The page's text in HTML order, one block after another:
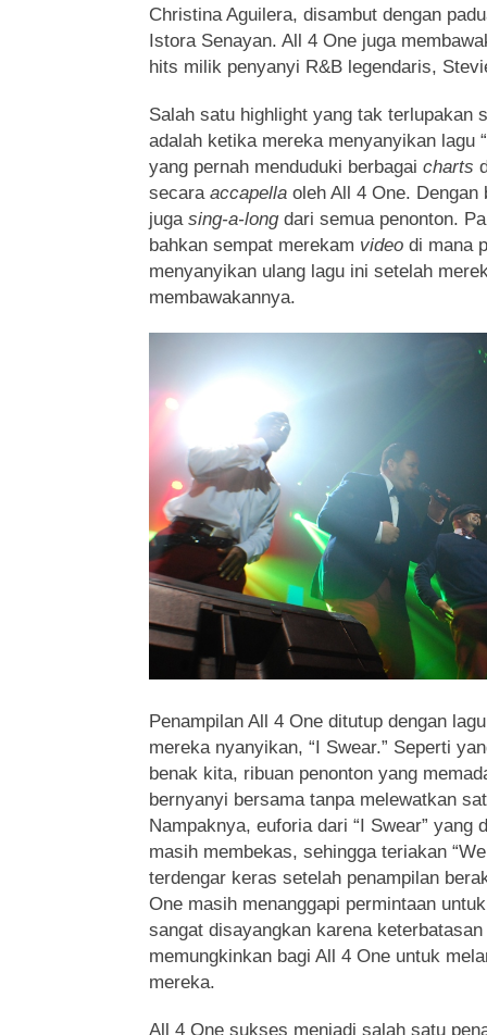
Christina Aguilera, disambut dengan
Istora Senayan. All 4 One juga
hits milik penyanyi R&B legendaris,
Salah satu highlight yang tak terlupakan
adalah ketika mereka menyanyikan lagu
yang pernah menduduki berbagai charts
secara accapella oleh All 4 One.
juga sing-a-long dari semua penonton.
bahkan sempat merekam video di mana
menyanyikan ulang lagu ini setelah
membawakannya.
Penampilan All 4 One ditutup dengan
mereka nyanyikan, “I Swear.” Seperti
benak kita, ribuan penonton yang
bernyanyi bersama tanpa melewatkan
Nampaknya, euforia dari “I Swear” yang
masih membekas, sehingga teriakan
terdengar keras setelah penampilan
One masih menanggapi permintaan
sangat disayangkan karena
memungkinkan bagi All 4 One untuk
mereka.
All 4 One sukses menjadi salah satu